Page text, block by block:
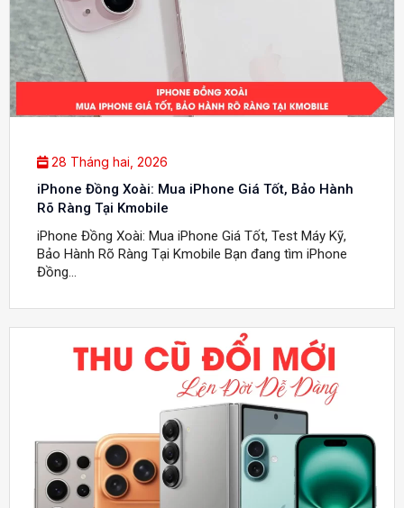
28 Tháng hai, 2026
iPhone Đồng Xoài: Mua iPhone Giá Tốt, Bảo Hành
Rõ Ràng Tại Kmobile
iPhone Đồng Xoài: Mua iPhone Giá Tốt, Test Máy Kỹ,
Bảo Hành Rõ Ràng Tại Kmobile Bạn đang tìm iPhone
Đồng...